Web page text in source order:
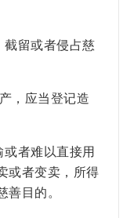
截留或者侵占慈
，应当登记造
者难以直接用
或者变卖，所得
善目的。